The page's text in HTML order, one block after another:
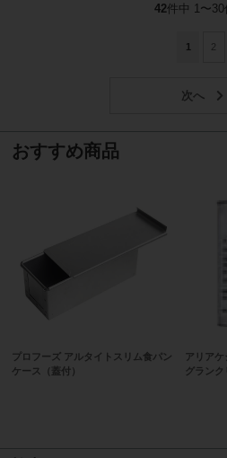
42件中 1〜30
1 2
おすすめ商品
プロフーズ アルタイトスリム食パン
ケース（蓋付）
アリアケ
グラン